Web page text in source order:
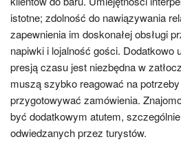
istotne; zdolność do nawiązywania
zapewnienia im doskonałej obsługi
napiwki i lojalność gości. Dodatkowo
presją czasu jest niezbędna w
muszą szybko reagować na
przygotowywać zamówienia.
być dodatkowym atutem,
odwiedzanych przez turystów.